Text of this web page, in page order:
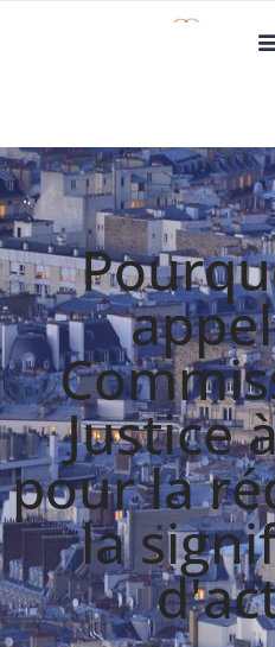
Justice
pour la
la